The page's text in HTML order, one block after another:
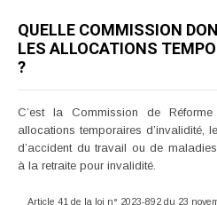
QUELLE COMMISSION
LES ALLOCATIONS
?
C’est la Commission de
allocations temporaires d’invalidité,
d’accident du travail ou de
à la retraite pour invalidité.
Article 41 de la loi n° 2023-892 du 23